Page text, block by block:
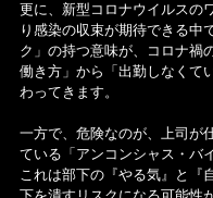
更に、新型コロナウイルスの
り感染の収束が期待できる中
ク」の持つ意味が、コロナ禍
働き方」から「出勤しなくて
わってきます。
一方で、危険なのが、上司が
ている「アンコンシャス・バ
これは部下の『やる気』と『